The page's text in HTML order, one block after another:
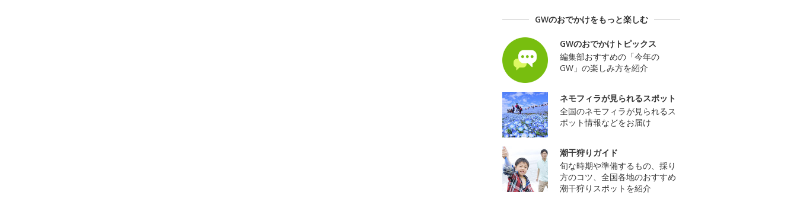
GWのおでかけをもっと楽しむ
GWのおでかけトピックス
編集部おすすめの「今年の
GW」の楽しみ方を紹介
ネモフィラが見られるスポット
全国のネモフィラが見られるス
ポット情報などをお届け
潮干狩りガイド
旬な時期や準備するもの、採り
方のコツ、全国各地のおすすめ
潮干狩りスポットを紹介